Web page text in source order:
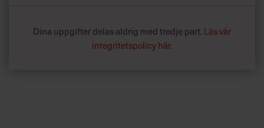
Dina uppgifter delas aldrig med tredje part. Läs vår
integritetspolicy här.